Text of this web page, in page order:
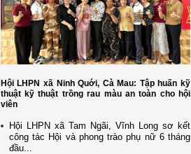
Hội LHPN xã Ninh Quới, Cà Mau: Tập huấn kỹ
thuật kỹ thuật trồng rau màu an toàn cho hội
viên
Hội LHPN xã Tam Ngãi, Vĩnh Long sơ kết
công tác Hội và phong trào phụ nữ 6 tháng
đầu...